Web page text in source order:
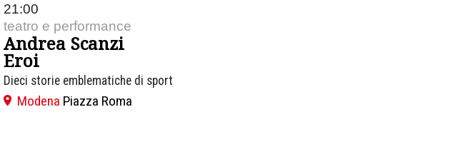
21:00
teatro e performance
Andrea Scanzi
Eroi
Dieci storie emblematiche di sport
Modena Piazza Roma